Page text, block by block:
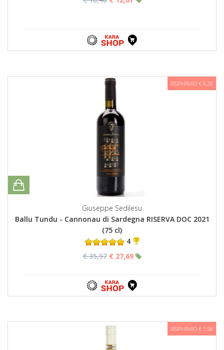
RISPARMIO € 8,28
Giuseppe Sedilesu
Ballu Tundu - Cannonau di Sardegna RISERVA DOC 2021
(75 cl)
4
€ 35,97 € 27,69
RISPARMIO € 1,58